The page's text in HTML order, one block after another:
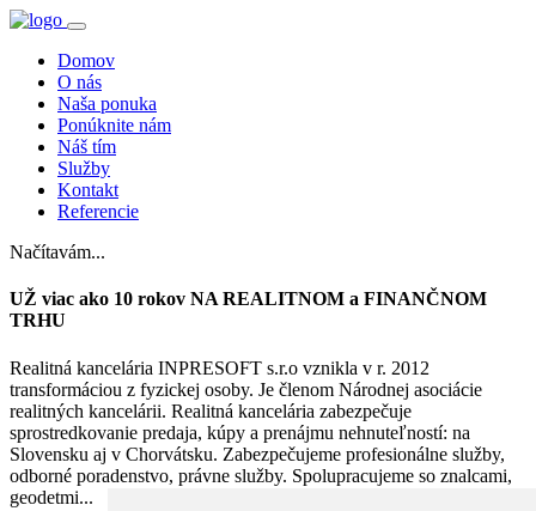
Domov
O nás
Naša ponuka
Ponúknite nám
Náš tím
Služby
Kontakt
Referencie
Načítavám...
UŽ viac ako 10 rokov NA REALITNOM a FINANČNOM
TRHU
Realitná kancelária INPRESOFT s.r.o vznikla v r. 2012
transformáciou z fyzickej osoby. Je členom Národnej asociácie
realitných kancelárii. Realitná kancelária zabezpečuje
sprostredkovanie predaja, kúpy a prenájmu nehnuteľností: na
Slovensku aj v Chorvátsku. Zabezpečujeme profesionálne služby,
odborné poradenstvo, právne služby. Spolupracujeme so znalcami,
geodetmi...